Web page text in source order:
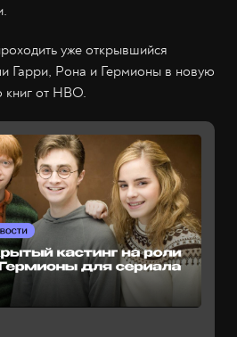
уже открывшийся
Гарри, Рона и Гермионы в новую
книг от НВО.